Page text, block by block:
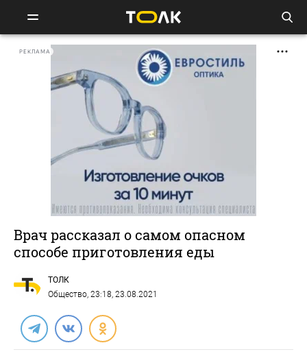
РЕКЛАМА
Врач рассказал о самом опасном
способе приготовления еды
ТОЛК
Общество, 23:18, 23.08.2021